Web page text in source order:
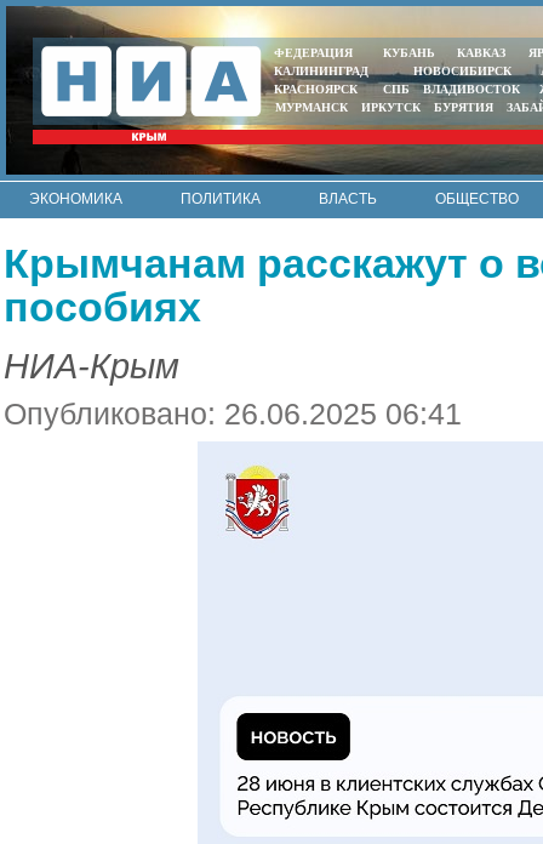
ФЕДЕРАЦИЯ КУБАНЬ КАВКАЗ
КАЛИНИНГРАД
НОВОСИБИРСК
КРАСНОЯРСК
СПБ ВЛАДИВОСТОК
МУРМАНСК
ИРКУТСК БУРЯТИЯ
ЭКОНОМИКА ПОЛИТИКА ВЛАСТЬ
ОБЩЕСТВО
Крымчанам расскажут о
пособиях
НИА-Крым
Опубликовано: 26.06.2025 06:41